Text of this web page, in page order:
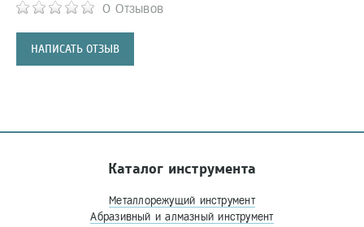
0 Отзывов
НАПИСАТЬ ОТЗЫВ
Каталог инструмента
Металлорежущий инструмент
Абразивный и алмазный инструмент